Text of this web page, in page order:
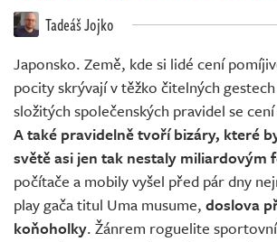
Tadeáš Jojko
Japonsko. Země, kde si lidé cení
pocity skrývají v těžko čitelných
složitých společenských pravidel se
A také pravidelně tvoří bizáry, které
světě asi jen tak nestaly miliardovým
počítače a mobily vyšel před pár dny
play gača titul Uma musume, doslova
koňoholky. Žánrem roguelite